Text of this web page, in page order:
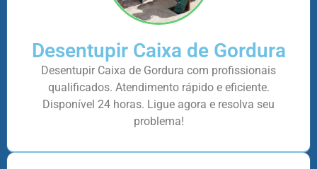
Desentupir Caixa de Gordura
Desentupir Caixa de Gordura com profissionais
qualificados. Atendimento rápido e eficiente.
Disponível 24 horas. Ligue agora e resolva seu
problema!